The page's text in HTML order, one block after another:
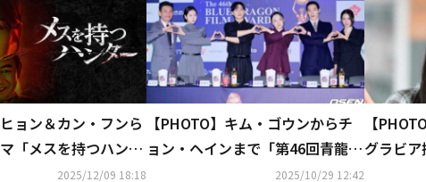
ョン＆カン・フンら
「メスを持つハンタ
日よりU-NEXTで独占
2025/12/09 18:18
【PHOTO】キム・ゴウンからチ
ョン・ヘインまで「第46回青龍映
画賞」ハンドプリンティングイベ
2025/10/29 12:42
【
グラビ